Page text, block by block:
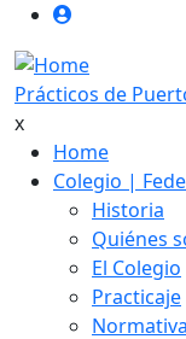
Pasar al contenido
User login
Prácticos de
x
Main
Home
Colegio |
Historia
Quiénes
El Colegio
Practicaje